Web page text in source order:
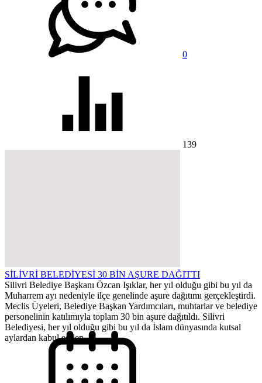
0
139
SİLİVRİ BELEDİYESİ 30 BİN AŞURE DAĞITTI
Silivri Belediye Başkanı Özcan Işıklar, her yıl olduğu gibi bu yıl da
Muharrem ayı nedeniyle ilçe genelinde aşure dağıtımı gerçekleştirdi.
Meclis Üyeleri, Belediye Başkan Yardımcıları, muhtarlar ve belediye
personelinin katılımıyla toplam 30 bin aşure dağıtıldı. Silivri
Belediyesi, her yıl olduğu gibi bu yıl da İslam dünyasında kutsal
aylardan kabul edilen...